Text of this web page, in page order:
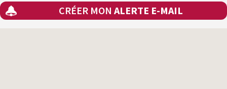
CRÉER MON ALERTE E-MAIL